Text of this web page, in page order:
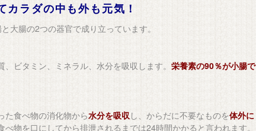
カラダの中も外も元気！
大腸の2つの器官で成り立っています。
ビタミン、ミネラル、水分を吸収します。 栄養素の90％が小腸で
た食べ物の消化物から水分を吸収し、からだに不要なものを体外に
べ物を口にしてから排泄されるまでは24時間かかると言われます。